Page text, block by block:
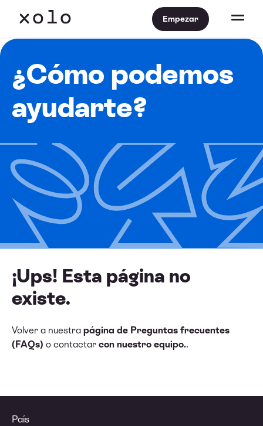
Empezar
¿Cómo podemos
ayudarte?
¡Ups! Esta página no
existe.
Volver a nuestra página de Preguntas frecuentes
(FAQs) o contactar con nuestro equipo..
País